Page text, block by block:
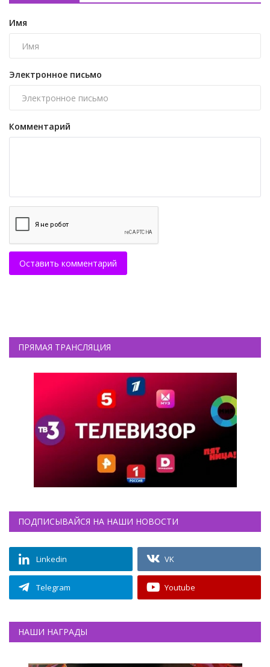
Имя
Электронное письмо
Комментарий
Оставить комментарий
ПРЯМАЯ ТРАНСЛЯЦИЯ
ПОДПИСЫВАЙСЯ НА НАШИ НОВОСТИ
Linkedin VK
Telegram Youtube
НАШИ НАГРАДЫ